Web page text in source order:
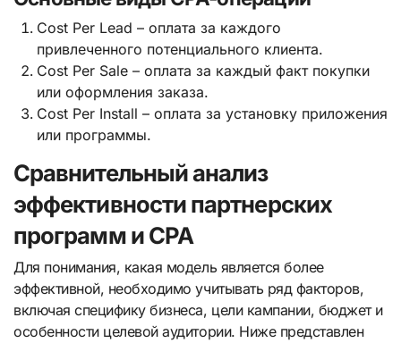
Cost Per Lead – оплата за каждого
привлеченного потенциального клиента.
Cost Per Sale – оплата за каждый факт покупки
или оформления заказа.
Cost Per Install – оплата за установку приложения
или программы.
Сравнительный анализ
эффективности партнерских
программ и CPA
Для понимания, какая модель является более
эффективной, необходимо учитывать ряд факторов,
включая специфику бизнеса, цели кампании, бюджет и
особенности целевой аудитории. Ниже представлен